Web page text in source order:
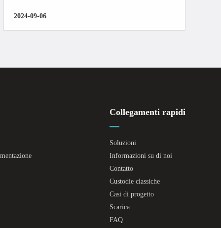
2024-09-06
Collegamenti rapidi
Soluzioni
Informazioni su di noi
Contatto
Custodie classiche
Casi di progetto
Scarica
FAQ